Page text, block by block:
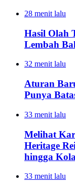
28 menit lalu
Hasil Olah
Lembah
32 menit lalu
Aturan
Punya
33 menit lalu
Melihat
Heritage
hingga
33 menit lalu